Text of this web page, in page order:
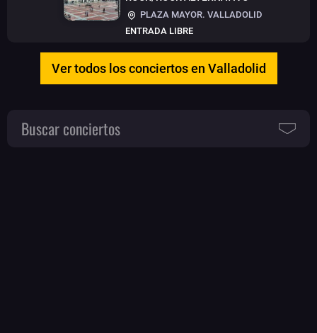
PLAZA MAYOR. VALLADOLID
ENTRADA LIBRE
Ver todos los conciertos en Valladolid
Buscar conciertos